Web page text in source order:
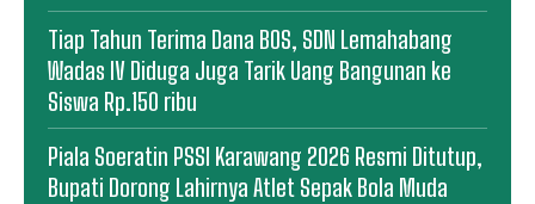
Tiap Tahun Terima Dana BOS, SDN Lemahabang
Wadas IV Diduga Juga Tarik Uang Bangunan ke
Siswa Rp.150 ribu
Piala Soeratin PSSI Karawang 2026 Resmi Ditutup,
Bupati Dorong Lahirnya Atlet Sepak Bola Muda